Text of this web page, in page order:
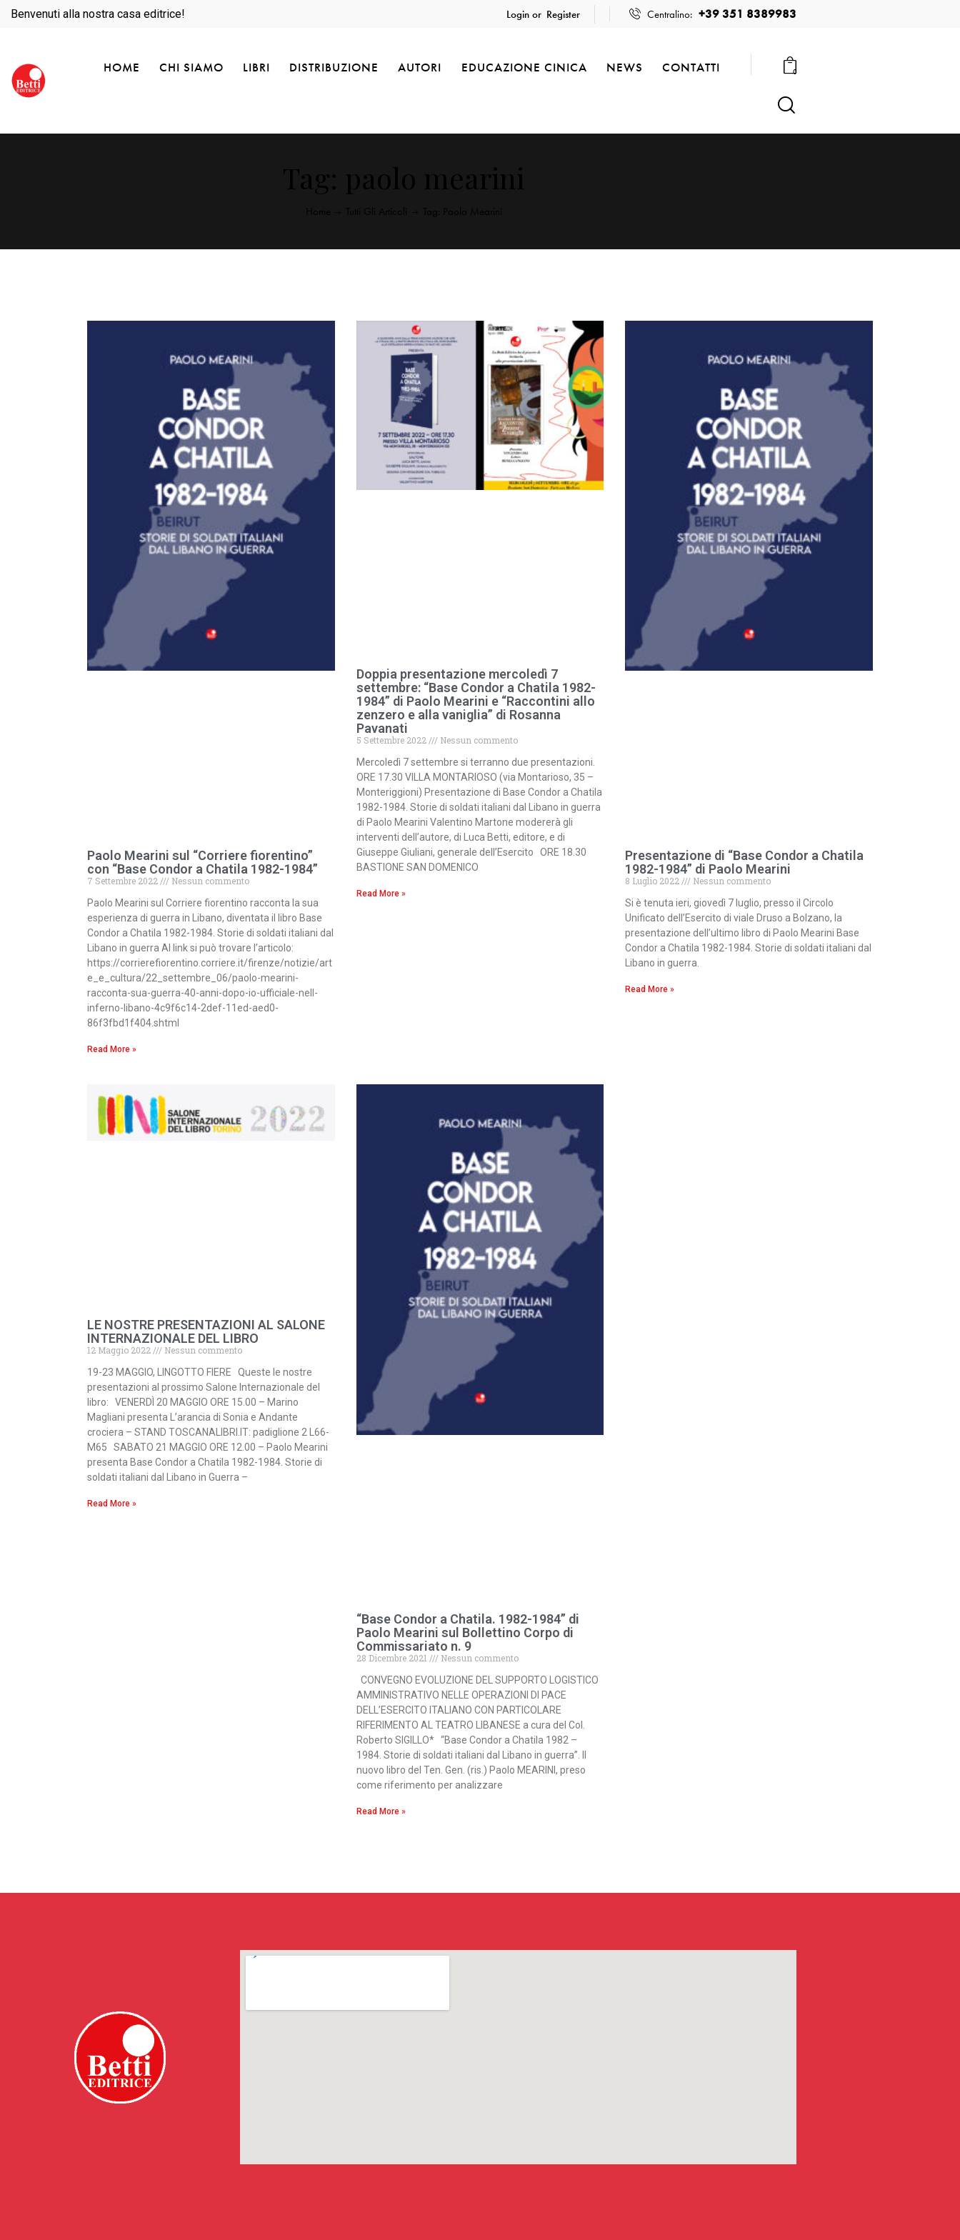
Benvenuti alla nostra casa editrice! Login or Register Centralino: +39 351 8389983
HOME CHI SIAMO LIBRI DISTRIBUZIONE AUTORI EDUCAZIONE CINICA NEWS CONTATTI 0
Paolo Mearini sul “Corriere fiorentino”
con “Base Condor a Chatila 1982-1984”
7 Settembre 2022
Nessun commento
Paolo Mearini sul Corriere fiorentino racconta la sua
esperienza di guerra in Libano, diventata il libro Base
Condor a Chatila 1982-1984. Storie di soldati italiani dal
Libano in guerra Al link si può trovare l’articolo:
https://corrierefiorentino.corriere.it/firenze/notizie/art
e_e_cultura/22_settembre_06/paolo-mearini-
racconta-sua-guerra-40-anni-dopo-io-ufficiale-nell-
inferno-libano-4c9f6c14-2def-11ed-aed0-
86f3fbd1f404.shtml
Read More »
Doppia presentazione mercoledì 7
settembre: “Base Condor a Chatila 1982-
1984” di Paolo Mearini e “Raccontini allo
zenzero e alla vaniglia” di Rosanna
Pavanati
5 Settembre 2022
Nessun commento
Mercoledì 7 settembre si terranno due presentazioni.
ORE 17.30 VILLA MONTARIOSO (via Montarioso, 35 –
Monteriggioni) Presentazione di Base Condor a Chatila
1982-1984. Storie di soldati italiani dal Libano in guerra
di Paolo Mearini Valentino Martone modererà gli
interventi dell’autore, di Luca Betti, editore, e di
Giuseppe Giuliani, generale dell’Esercito ORE 18.30
BASTIONE SAN DOMENICO
Read More »
Presentazione di “Base Condor a Chatila
1982-1984” di Paolo Mearini
8 Luglio 2022
Nessun commento
Si è tenuta ieri, giovedì 7 luglio, presso il Circolo
Unificato dell’Esercito di viale Druso a Bolzano, la
presentazione dell’ultimo libro di Paolo Mearini Base
Condor a Chatila 1982-1984. Storie di soldati italiani dal
Libano in guerra.
Read More »
LE NOSTRE PRESENTAZIONI AL SALONE
INTERNAZIONALE DEL LIBRO
12 Maggio 2022
Nessun commento
19-23 MAGGIO, LINGOTTO FIERE Queste le nostre
presentazioni al prossimo Salone Internazionale del
libro: VENERDÌ 20 MAGGIO ORE 15.00 – Marino
Magliani presenta L’arancia di Sonia e Andante
crociera – STAND TOSCANALIBRI.IT: padiglione 2 L66-
M65 SABATO 21 MAGGIO ORE 12.00 – Paolo Mearini
presenta Base Condor a Chatila 1982-1984. Storie di
soldati italiani dal Libano in Guerra –
Read More »
“Base Condor a Chatila. 1982-1984” di
Paolo Mearini sul Bollettino Corpo di
Commissariato n. 9
28 Dicembre 2021
Nessun commento
CONVEGNO EVOLUZIONE DEL SUPPORTO LOGISTICO
AMMINISTRATIVO NELLE OPERAZIONI DI PACE
DELL’ESERCITO ITALIANO CON PARTICOLARE
RIFERIMENTO AL TEATRO LIBANESE a cura del Col.
Roberto SIGILLO* “Base Condor a Chatila 1982 –
1984. Storie di soldati italiani dal Libano in guerra”. Il
nuovo libro del Ten. Gen. (ris.) Paolo MEARINI, preso
come riferimento per analizzare
Read More »